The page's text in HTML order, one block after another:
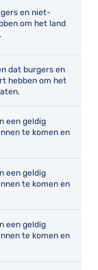
en niet-
om het land
dat burgers en
hebben om het
een geldig
te komen en
een geldig
te komen en
een geldig
te komen en